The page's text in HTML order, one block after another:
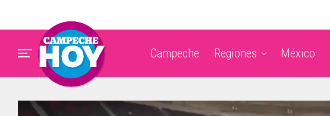
Campeche Regiones México